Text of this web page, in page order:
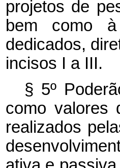
projetos de
bem como
dedicados,
incisos I a III.
§ 5º
como
realizados